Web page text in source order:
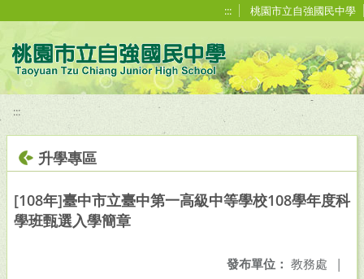
::: 桃園市立自強國民中學
:::
升學專區
[108年]臺中市立臺中第一高級中等學校108學年度科
學班甄選入學簡章
發布單位： 教務處 |